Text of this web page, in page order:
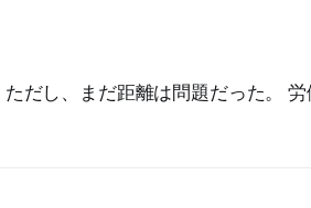
だし、まだ距離は問題だった。 労